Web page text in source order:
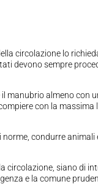
circolazione lo
devono sempre
il manubrio almeno con
con la
condurre
circolazione, siano di
e la comune